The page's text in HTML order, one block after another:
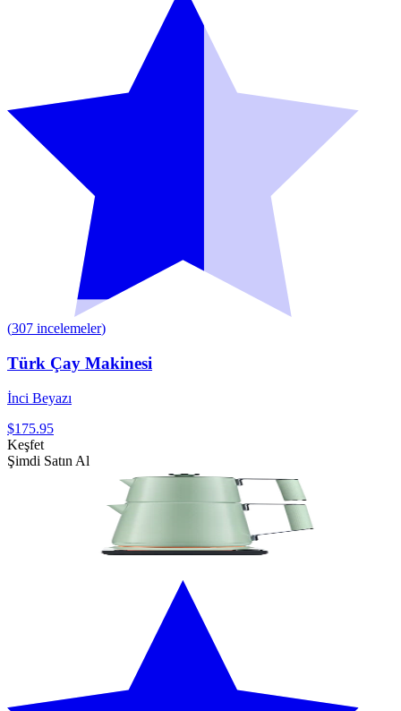
(307 incelemeler)
Türk Çay Makinesi
İnci Beyazı
$175.95
Keşfet
Şimdi Satın Al